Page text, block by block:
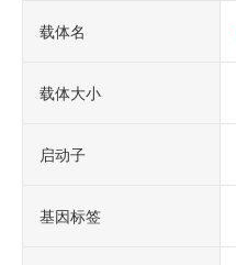
载体名
载体大小
启动子
基因标签